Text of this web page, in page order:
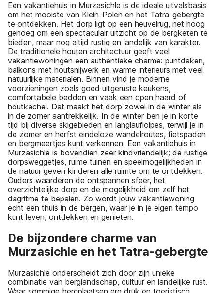
Een vakantiehuis in Murzasichle is de ideale uitvalsbasis
om het mooiste van Klein-Polen en het Tatra-gebergte
te ontdekken. Het dorp ligt op een heuvelrug, net hoog
genoeg om een spectaculair uitzicht op de bergketen te
bieden, maar nog altijd rustig en landelijk van karakter.
De traditionele houten architectuur geeft veel
vakantiewoningen een authentieke charme: puntdaken,
balkons met houtsnijwerk en warme interieurs met veel
natuurlijke materialen. Binnen vind je moderne
voorzieningen zoals goed uitgeruste keukens,
comfortabele bedden en vaak een open haard of
houtkachel. Dat maakt het dorp zowel in de winter als
in de zomer aantrekkelijk. In de winter ben je in korte
tijd bij diverse skigebieden en langlaufloipes, terwijl je in
de zomer en herfst eindeloze wandelroutes, fietspaden
en bergmeertjes kunt verkennen. Een vakantiehuis in
Murzasichle is bovendien zeer kindvriendelijk; de rustige
dorpsweggetjes, ruime tuinen en speelmogelijkheden in
de natuur geven kinderen alle ruimte om te ontdekken.
Ouders waarderen de ontspannen sfeer, het
overzichtelijke dorp en de mogelijkheid om zelf het
dagritme te bepalen. Zo wordt jouw vakantiewoning
echt een thuis in de bergen, waar je in je eigen tempo
kunt leven, ontdekken en genieten.
De bijzondere charme van
Murzasichle en het Tatra-gebergte
Murzasichle onderscheidt zich door zijn unieke
combinatie van berglandschap, cultuur en landelijke rust.